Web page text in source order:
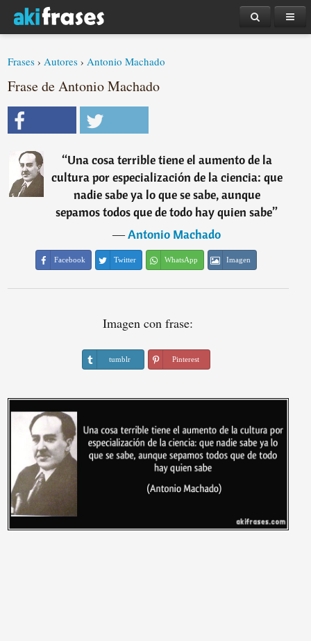
Frases ›Autores ›Antonio Machado
Frase de Antonio Machado
“Una cosa terrible tiene el aumento de la
cultura por especialización de la ciencia: que
nadie sabe ya lo que se sabe, aunque
sepamos todos que de todo hay quien sabe”
―Antonio Machado
Facebook Twitter WhatsApp Imagen
Imagen con frase:
tumblr Pinterest